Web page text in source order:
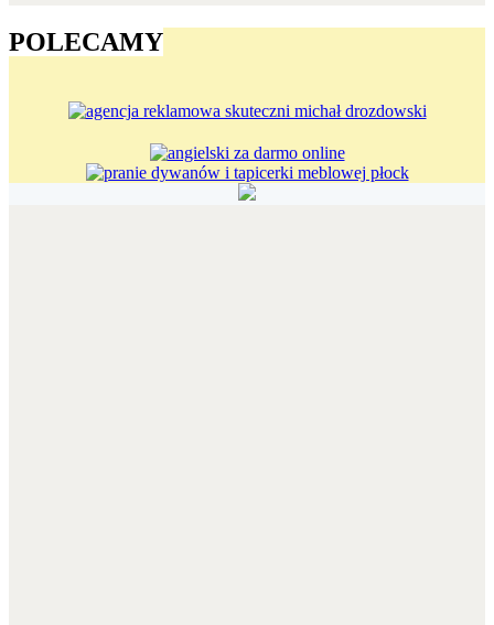
POLECAMY